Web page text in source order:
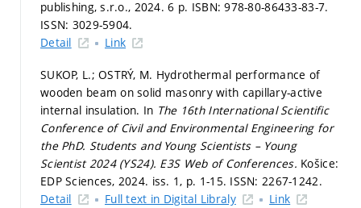
publishing, s.r.o., 2024. 6 p. ISBN: 978-80-86433-83-7.
ISSN: 3029-5904.
Detail
Link
SUKOP, L.; OSTRÝ, M. Hydrothermal performance of
wooden beam on solid masonry with capillary-active
internal insulation. In The 16th International Scientific
Conference of Civil and Environmental Engineering for
the PhD. Students and Young Scientists – Young
Scientist 2024 (YS24). E3S Web of Conferences. Košice:
EDP Sciences, 2024. iss. 1, p. 1-15. ISSN: 2267-1242.
Detail
Full text in Digital Libraly Link